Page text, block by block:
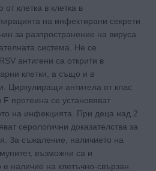
от клетка в клетка в
на инфектирани секрети
за разпространение на вируса
система. Не се
антигени са открити в
клетки, а също и в
Циркулиращи антитела от клас
протеина се установяват
на инфекцията. При деца над 2
серологични доказателства за
За съжаление, наличието на
възможни са и
наличие на клетъчно-свързан